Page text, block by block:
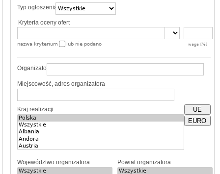
Typ ogłoszenia
Kryteria oceny ofert
nazwa kryterium waga [%]
lub nie podano
Organizator
Miejscowość, adres organizatora
Kraj realizacji
UE
EURO
Województwo organizatora Powiat organizatora